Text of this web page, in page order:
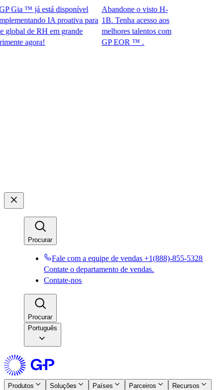
™ já está disponível
IA proativa para
de RH em grande
agora!​​
Abandone o visto H-
1B. Tenha acesso aos
melhores talentos com
GP EOR ™ .​​
Procurar​​
Fale com a equipe de vendas +1(888)-855-5328​​
Contate o departamento de vendas.​​
Contate-nos​​
Procurar​​
Português
Produtos​​ Soluções​​ Países​​ Parceiros​​
Recursos​​